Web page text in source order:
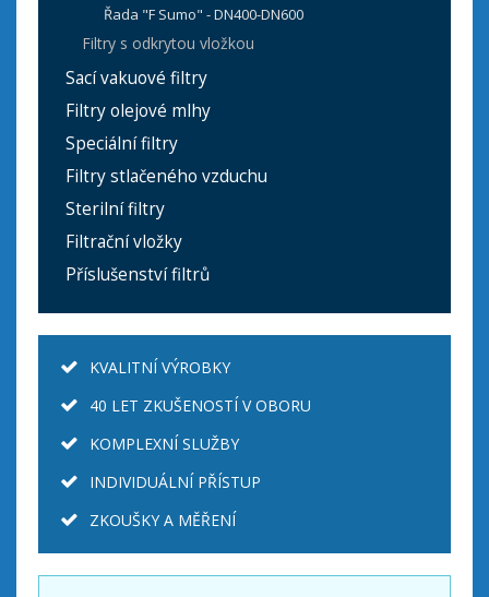
Řada "F Sumo" - DN400-DN600
Filtry s odkrytou vložkou
Sací vakuové filtry
Filtry olejové mlhy
Speciální filtry
Filtry stlačeného vzduchu
Sterilní filtry
Filtrační vložky
Příslušenství filtrů
KVALITNÍ VÝROBKY
40 LET ZKUŠENOSTÍ V OBORU
KOMPLEXNÍ SLUŽBY
INDIVIDUÁLNÍ PŘÍSTUP
ZKOUŠKY A MĚŘENÍ